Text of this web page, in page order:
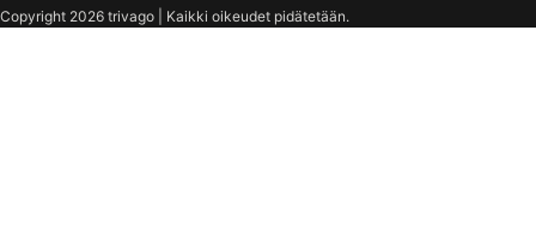
Copyright 2026 trivago | Kaikki oikeudet pidätetään.